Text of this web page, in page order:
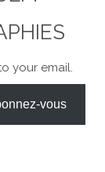
your email.
vous